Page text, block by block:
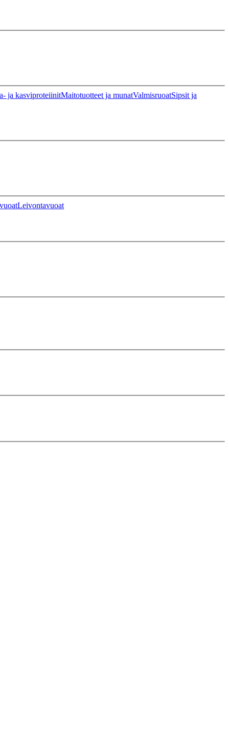
ja kasviproteiinitMaitotuotteet ja munatValmisruoatSipsit ja
Leivontavuoat